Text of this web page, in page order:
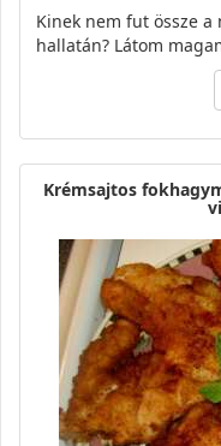
Kinek nem fut össze a
hallatán? Látom
Krémsajtos